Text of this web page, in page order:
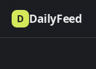
D DailyFeed